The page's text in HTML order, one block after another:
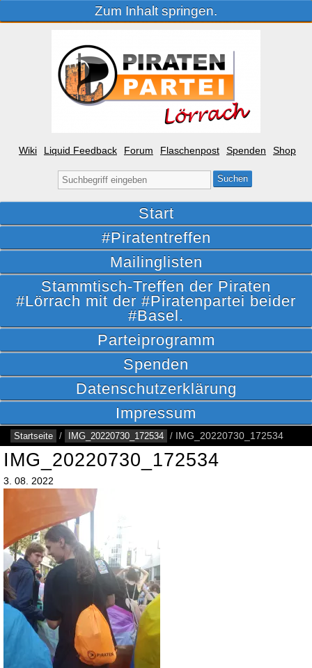
Zum Inhalt springen.
Wiki Liquid Feedback Forum Flaschenpost Spenden Shop
Suche
nach:
Start
#Piratentreffen
Mailinglisten
Stammtisch-Treffen der Piraten
#Lörrach mit der #Piratenpartei beider
#Basel.
Parteiprogramm
Spenden
Datenschutzerklärung
Impressum
Startseite / IMG_20220730_172534 / IMG_20220730_172534
IMG_20220730_172534
3. 08. 2022